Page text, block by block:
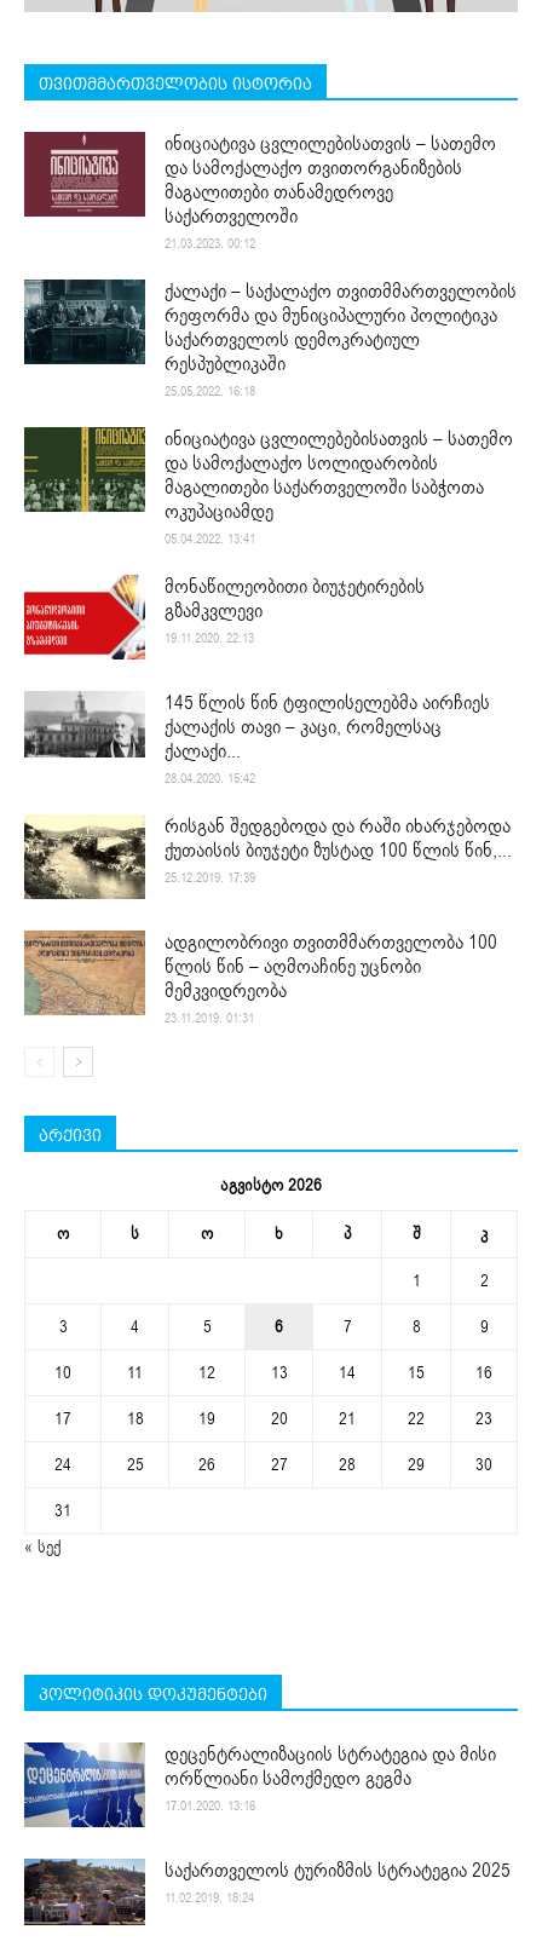
თვითმმართველობის ისტორია
ინიციატივა ცვლილებისათვის – სათემო
და სამოქალაქო თვითორგანიზების
მაგალითები თანამედროვე
საქართველოში
21.03.2023. 00:12
ქალაქი – საქალაქო თვითმმართველობის
რეფორმა და მუნიციპალური პოლიტიკა
საქართველოს დემოკრატიულ
რესპუბლიკაში
25.05.2022. 16:18
ინიციატივა ცვლილებებისათვის – სათემო
და სამოქალაქო სოლიდარობის
მაგალითები საქართველოში საბჭოთა
ოკუპაციამდე
05.04.2022. 13:41
მონაწილეობითი ბიუჯეტირების
გზამკვლევი
19.11.2020. 22:13
145 წლის წინ ტფილისელებმა აირჩიეს
ქალაქის თავი – კაცი, რომელსაც
ქალაქი...
28.04.2020. 15:42
რისგან შედგებოდა და რაში იხარჯებოდა
ქუთაისის ბიუჯეტი ზუსტად 100 წლის წინ,...
25.12.2019. 17:39
ადგილობრივი თვითმმართველობა 100
წლის წინ – აღმოაჩინე უცნობი
მემკვიდრეობა
23.11.2019. 01:31
არქივი
აგვისტო 2026
ო ს ო ხ პ შ კ
1
2
3
4 5 6 7 8
9
10
11 12 13 14 15
16
17
18 19 20 21 22
23
24
25 26 27 28 29
30
31
« სექ
პოლიტიკის დოკუმენტები
დეცენტრალიზაციის სტრატეგია და მისი
ორწლიანი სამოქმედო გეგმა
17.01.2020. 13:16
საქართველოს ტურიზმის სტრატეგია 2025
11.02.2019. 18:24